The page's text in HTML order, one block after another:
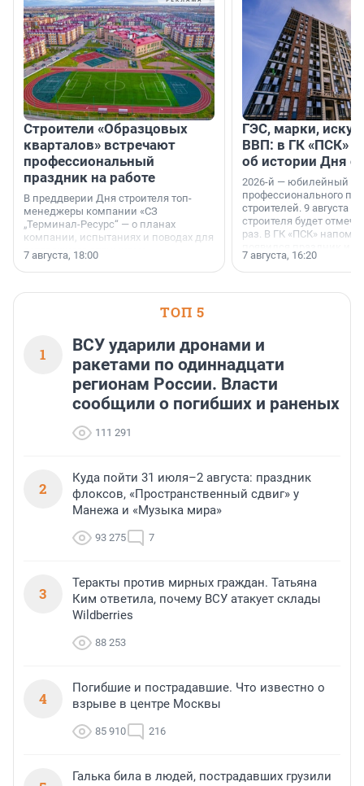
Строители «Образцовых
кварталов» встречают
профессиональный
праздник на работе
В преддверии Дня строителя топ-
менеджеры компании «СЗ
„Терминал-Ресурс“ — о планах
компании, испытаниях и поводах для
осторожного оптимизма.
7 августа, 18:00
ГЭС, марки,
ВВП: в ГК «ПСК»
об истории Дня
2026-й — юбилейный
профессионального
строителей. 9 августа
строителя будет
раз. В ГК «ПСК»
поменялась роль
7 августа, 16:20
ТОП 5
1
ВСУ ударили дронами и
ракетами по одиннадцати
регионам России. Власти
сообщили о погибших и раненых
111 291
2
Куда пойти 31 июля–2 августа: праздник
флоксов, «Пространственный сдвиг» у
Манежа и «Музыка мира»
93 275 7
3
Теракты против мирных граждан. Татьяна
Ким ответила, почему ВСУ атакует склады
Wildberries
88 253
4
Погибшие и пострадавшие. Что известно о
взрыве в центре Москвы
85 910 216
Галька била в людей, пострадавших грузили